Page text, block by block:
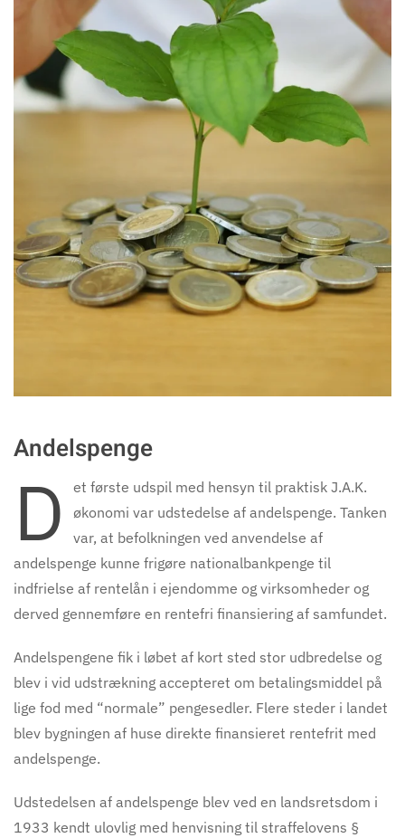
Andelspenge
D
et første udspil med hensyn til praktisk J.A.K.
økonomi var udstedelse af andelspenge. Tanken
var, at befolkningen ved anvendelse af
andelspenge kunne frigøre nationalbankpenge til
indfrielse af rentelån i ejendomme og virksomheder og
derved gennemføre en rentefri finansiering af samfundet.
Andelspengene fik i løbet af kort sted stor udbredelse og
blev i vid udstrækning accepteret om betalingsmiddel på
lige fod med “normale” pengesedler. Flere steder i landet
blev bygningen af huse direkte finansieret rentefrit med
andelspenge.
Udstedelsen af andelspenge blev ved en landsretsdom i
1933 kendt ulovlig med henvisning til straffelovens §